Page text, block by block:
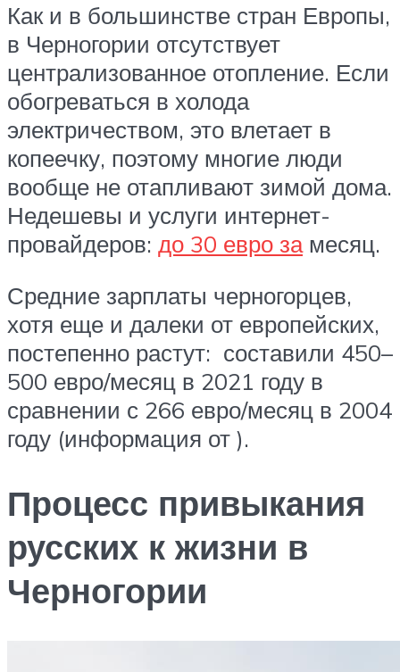
Как и в большинстве стран Европы,
в Черногории отсутствует
централизованное отопление. Если
обогреваться в холода
электричеством, это влетает в
копеечку, поэтому многие люди
вообще не отапливают зимой дома.
Недешевы и услуги интернет-
провайдеров: до 30 евро замесяц.
Средние зарплаты черногорцев,
хотя еще и далеки от европейских,
постепенно растут: составили 450–
500 евро/месяц в 2021 году в
сравнении с 266 евро/месяц в 2004
году (информация от ).
Процесс привыкания
русских к жизни в
Черногории